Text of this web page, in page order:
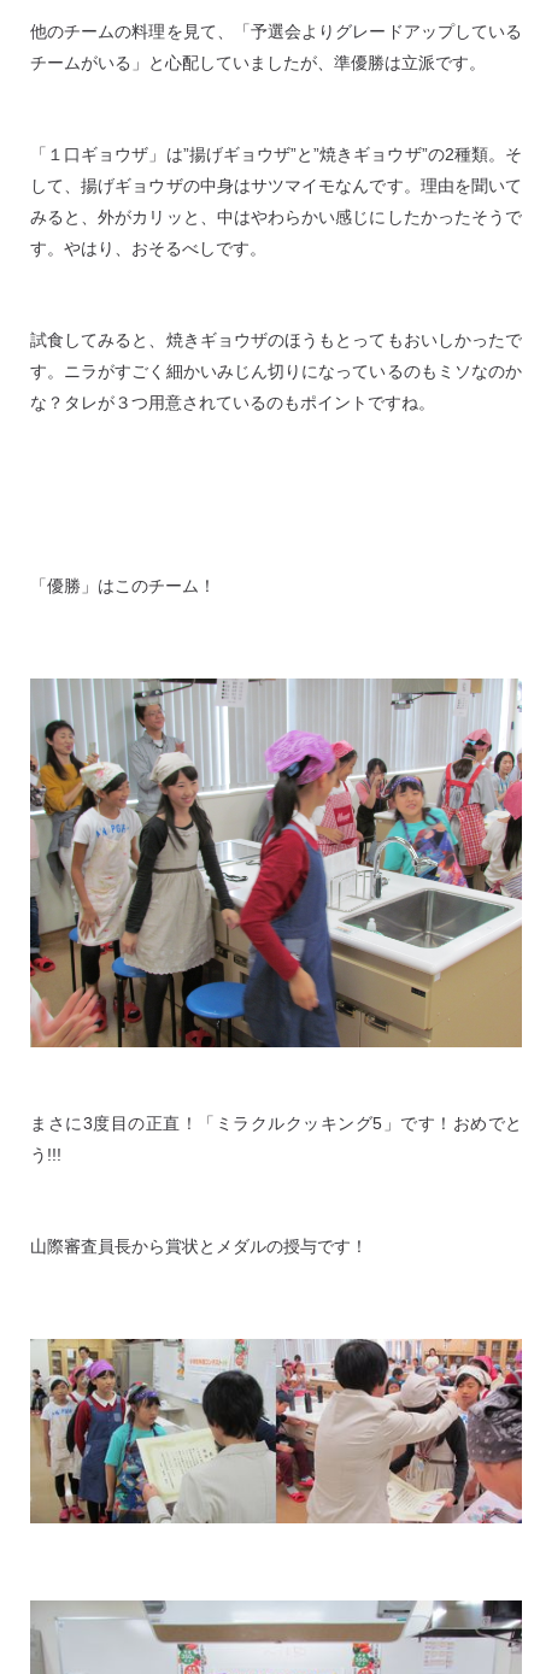
他のチームの料理を見て、「予選会よりグレードアップしている
チームがいる」と心配していましたが、準優勝は立派です。
「１口ギョウザ」は”揚げギョウザ”と”焼きギョウザ”の2種類。そ
して、揚げギョウザの中身はサツマイモなんです。理由を聞いて
みると、外がカリッと、中はやわらかい感じにしたかったそうで
す。やはり、おそるべしです。
試食してみると、焼きギョウザのほうもとってもおいしかったで
す。ニラがすごく細かいみじん切りになっているのもミソなのか
な？タレが３つ用意されているのもポイントですね。
「優勝」はこのチーム！
まさに3度目の正直！「ミラクルクッキング5」です！おめでと
う!!!
山際審査員長から賞状とメダルの授与です！